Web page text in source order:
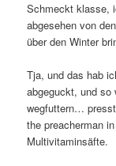
Schmeckt klasse,
abgesehen von
über den Winter
Tja, und das hab
abgeguckt, und so
wegfuttern…
the preacherman
Multivitaminsäfte.